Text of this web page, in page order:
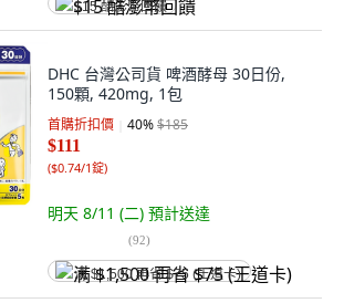
$15 酷澎幣回饋
DHC 台灣公司貨 啤酒酵母 30日份,
150顆, 420mg, 1包
首購折扣價 40%$185
$111
($0.74/1錠)
明天 8/11 (二) 預計送達
(92)
满 $1,500 再省 $75 (王道卡)